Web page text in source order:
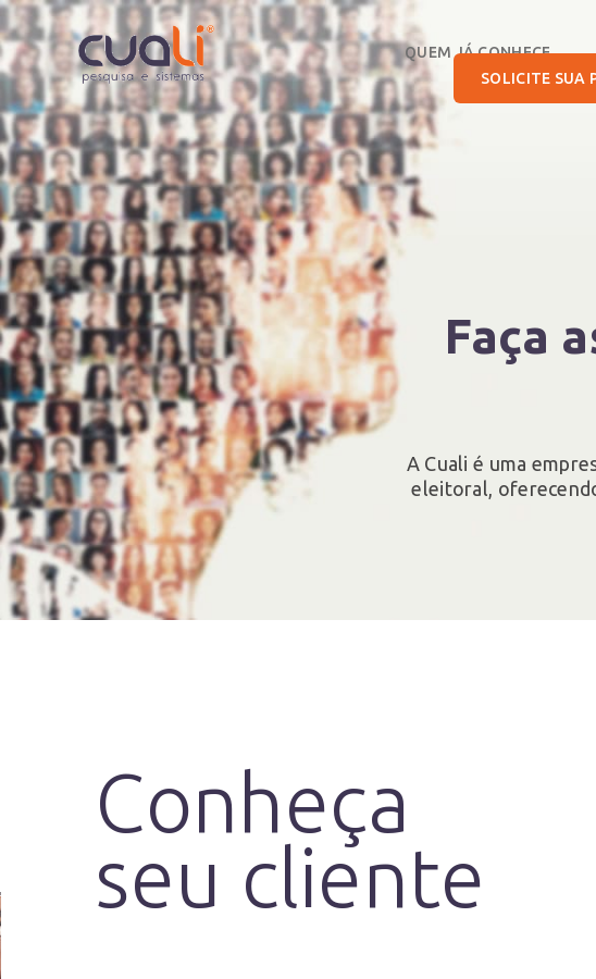
QUEM JÁ CONHECE
SOLICITE SUA
Faça
A Cuali é uma
eleitoral,
Conheça
seu cliente